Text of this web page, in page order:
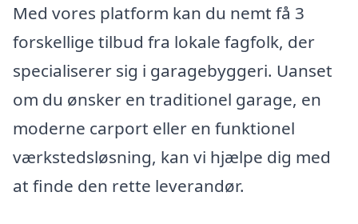
Med vores platform kan du nemt få 3
forskellige tilbud fra lokale fagfolk, der
specialiserer sig i garagebyggeri. Uanset
om du ønsker en traditionel garage, en
moderne carport eller en funktionel
værkstedsløsning, kan vi hjælpe dig med
at finde den rette leverandør.